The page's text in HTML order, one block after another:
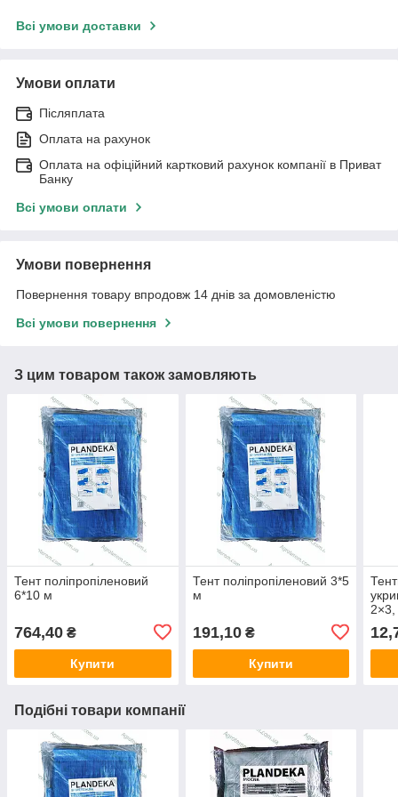
Всі умови доставки
Умови оплати
Післяплата
Оплата на рахунок
Оплата на офіційний картковий рахунок компанії в Приват
Банку
Всі умови оплати
Умови повернення
Повернення товару впродовж 14 днів за домовленістю
Всі умови повернення
З цим товаром також замовляють
Тент поліпропіленовий
6*10 м
764,40 ₴
Купити
Тент поліпропіленовий 3*5
м
191,10₴
Купити
Подібні товари компанії